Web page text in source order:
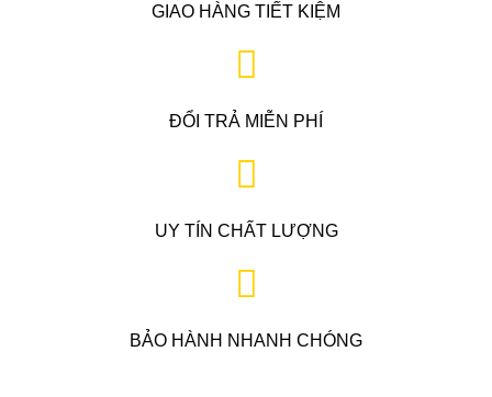
GIAO HÀNG TIẾT KIỆM
ĐỔI TRẢ MIỄN PHÍ
UY TÍN CHẤT LƯỢNG
BẢO HÀNH NHANH CHÓNG